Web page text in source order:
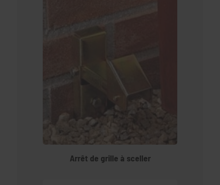
Arrêt de grille à sceller